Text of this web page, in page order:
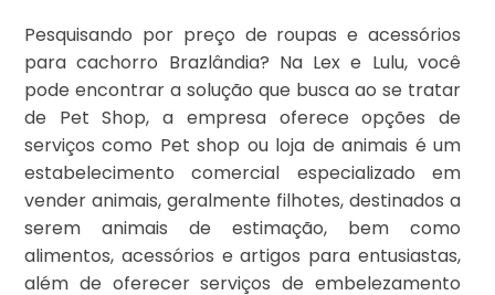
Pesquisando por preço de roupas e acessórios
para cachorro Brazlândia? Na Lex e Lulu, você
pode encontrar a solução que busca ao se tratar
de Pet Shop, a empresa oferece opções de
serviços como Pet shop ou loja de animais é um
estabelecimento comercial especializado em
vender animais, geralmente filhotes, destinados a
serem animais de estimação, bem como
alimentos, acessórios e artigos para entusiastas,
além de oferecer serviços de embelezamento